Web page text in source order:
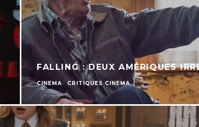
FALLING : DEUX AMÉRIQUES
CINEMA CRITIQUES CINEMA